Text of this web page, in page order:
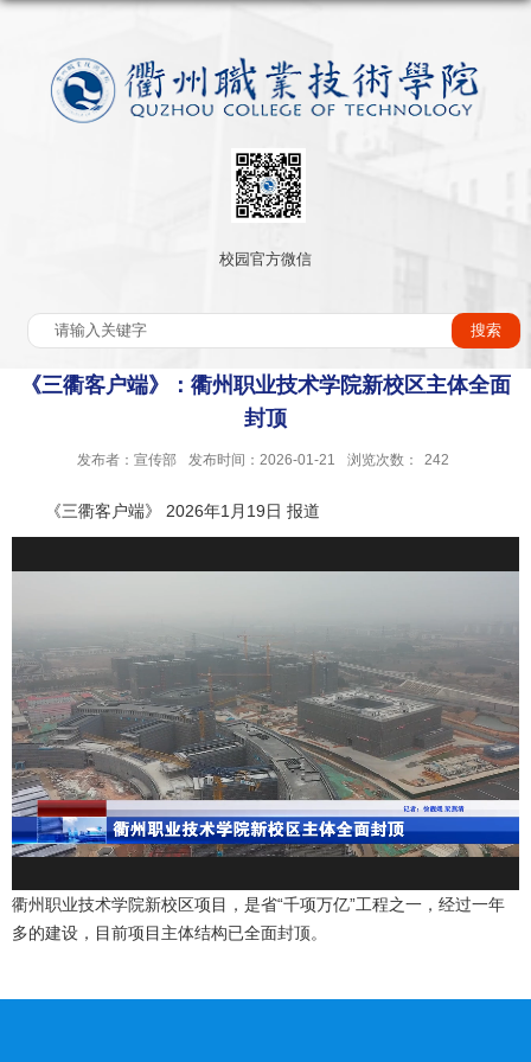
校园官方微信
《三衢客户端》：衢州职业技术学院新校区主体全面
封顶
发布者：宣传部 发布时间：2026-01-21 浏览次数： 242
《三衢客户端》 2026年1月19日 报道
衢州职业技术学院新校区项目，是省“千项万亿”工程之一，经过一年
多的建设，目前项目主体结构已全面封顶。